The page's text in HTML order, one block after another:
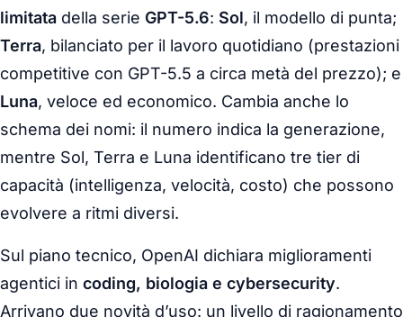
limitata della serie GPT-5.6: Sol, il modello di punta;
Terra, bilanciato per il lavoro quotidiano (prestazioni
competitive con GPT-5.5 a circa metà del prezzo); e
Luna, veloce ed economico. Cambia anche lo
schema dei nomi: il numero indica la generazione,
mentre Sol, Terra e Luna identificano tre tier di
capacità (intelligenza, velocità, costo) che possono
evolvere a ritmi diversi.
Sul piano tecnico, OpenAI dichiara miglioramenti
agentici in coding, biologia e cybersecurity.
Arrivano due novità d’uso: un livello di ragionamento